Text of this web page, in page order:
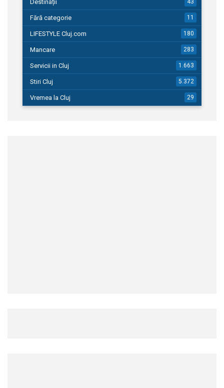
Destinații 43
Fără categorie 11
LIFESTYLE Cluj.com 180
Mancare 283
Servicii in Cluj 1.663
Stiri Cluj 5.372
Vremea la Cluj 29